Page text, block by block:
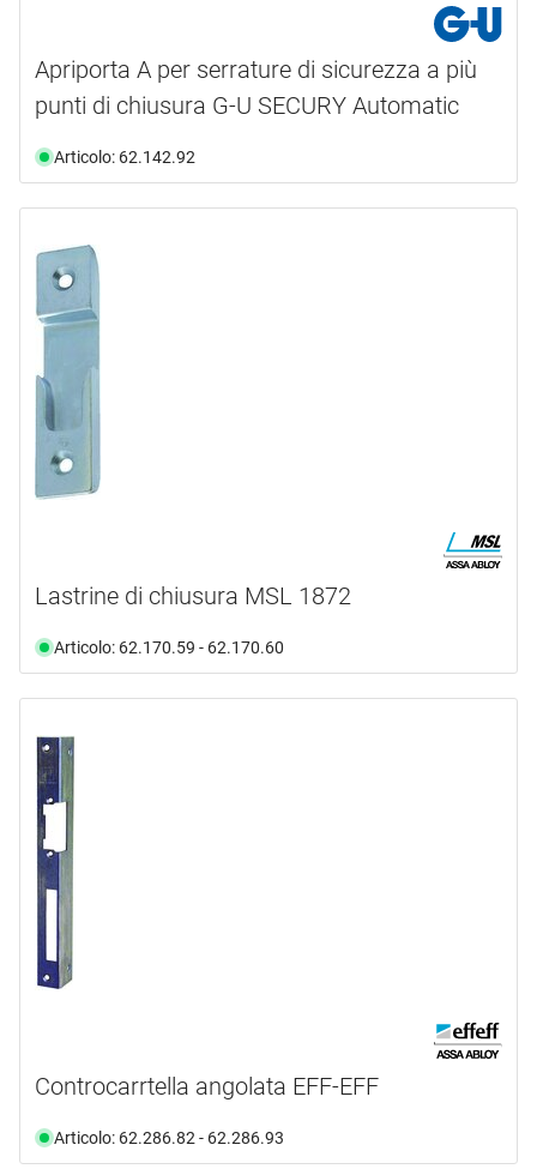
90 mm
(4)
95 mm (2)
Apriporta A per serrature di sicurezza a più
punti di chiusura G-U SECURY Automatic
Articolo: 62.142.92
Lastrine di chiusura MSL 1872
Articolo: 62.170.59 - 62.170.60
Controcarrtella angolata EFF-EFF
Articolo: 62.286.82 - 62.286.93